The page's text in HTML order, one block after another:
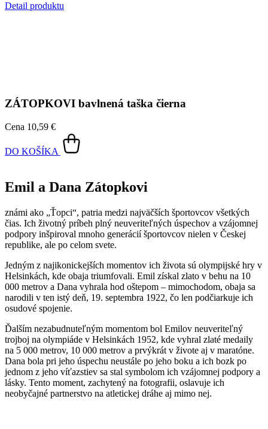
Detail produktu
ZÁTOPKOVI bavlnená taška čierna
Cena 10,59 €
DO KOŠÍKA
Emil a Dana Zátopkovi
známi ako „Ťopci“, patria medzi najväčších športovcov všetkých
čias. Ich životný príbeh plný neuveriteľných úspechov a vzájomnej
podpory inšpiroval mnoho generácií športovcov nielen v Českej
republike, ale po celom svete.
Jedným z najikonickejších momentov ich života sú olympijské hry v
Helsinkách, kde obaja triumfovali. Emil získal zlato v behu na 10
000 metrov a Dana vyhrala hod oštepom – mimochodom, obaja sa
narodili v ten istý deň, 19. septembra 1922, čo len podčiarkuje ich
osudové spojenie.
Ďalším nezabudnuteľným momentom bol Emilov neuveriteľný
trojboj na olympiáde v Helsinkách 1952, kde vyhral zlaté medaily
na 5 000 metrov, 10 000 metrov a prvýkrát v živote aj v maratóne.
Dana bola pri jeho úspechu neustále po jeho boku a ich bozk po
jednom z jeho víťazstiev sa stal symbolom ich vzájomnej podpory a
lásky. Tento moment, zachytený na fotografii, oslavuje ich
neobyčajné partnerstvo na atletickej dráhe aj mimo nej.